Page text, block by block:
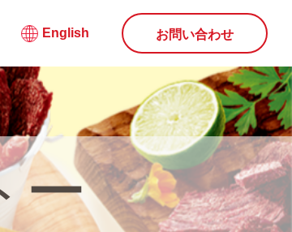
English お問い合わせ
ー